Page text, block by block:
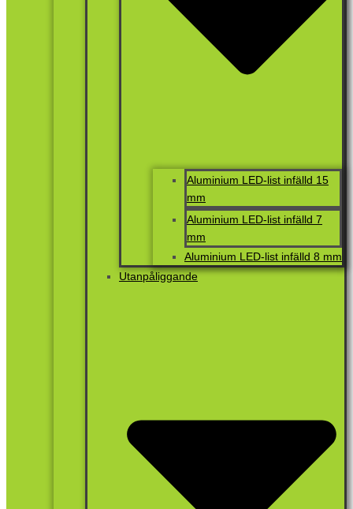
Aluminium LED-list infälld 15
mm
Aluminium LED-list infälld 7
mm
Aluminium LED-list infälld 8 mm
Utanpåliggande